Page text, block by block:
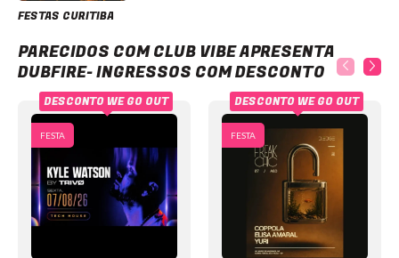
FESTAS CURITIBA
PARECIDOS COM CLUB VIBE APRESENTA
DUBFIRE- INGRESSOS COM DESCONTO
FESTA
DESCONTO WE GO OUT
FESTA
DESCONTO WE GO OUT